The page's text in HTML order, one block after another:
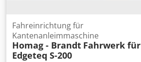
Fahreinrichtung für
Kantenanleimmaschine
Homag - Brandt Fahrwerk für
Edgeteq S-200